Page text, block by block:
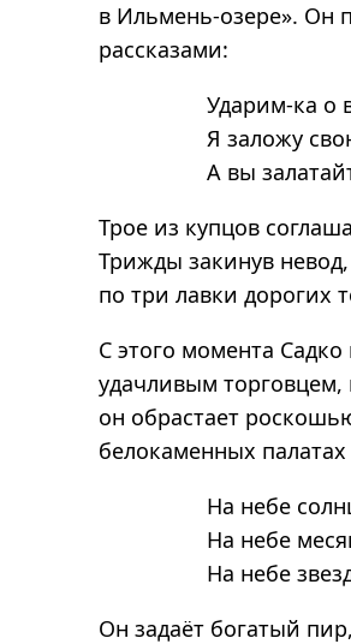
в Ильмень-озере». Он
рассказами:
Ударим-ка о
Я заложу
А вы
Трое из купцов
Трижды закинув
по три лавки дорогих
С этого момента
удачливым
он обрастает
белокаменных палатах
На небе
На небе
На небе
Он задаёт богатый